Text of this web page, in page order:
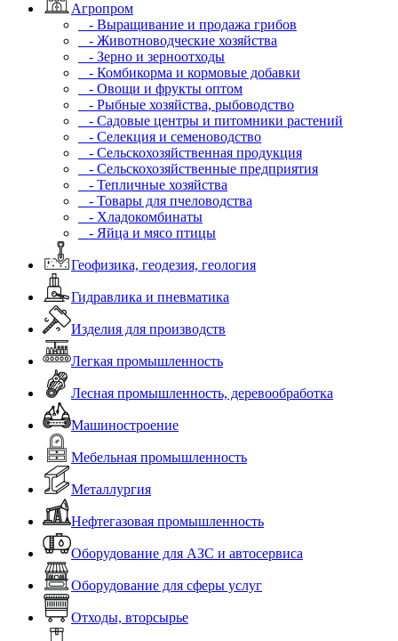
Агропром
- Выращивание и продажа грибов
- Животноводческие хозяйства
- Зерно и зерноотходы
- Комбикорма и кормовые добавки
- Овощи и фрукты оптом
- Рыбные хозяйства, рыбоводство
- Садовые центры и питомники растений
- Селекция и семеноводство
- Сельскохозяйственная продукция
- Сельскохозяйственные предприятия
- Тепличные хозяйства
- Товары для пчеловодства
- Хладокомбинаты
- Яйца и мясо птицы
Геофизика, геодезия, геология
Гидравлика и пневматика
Изделия для производств
Легкая промышленность
Лесная промышленность, деревообработка
Машиностроение
Мебельная промышленность
Металлургия
Нефтегазовая промышленность
Оборудование для АЗС и автосервиса
Оборудование для сферы услуг
Отходы, вторсырье